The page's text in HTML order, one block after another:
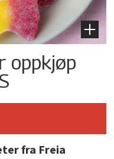
oppkjøp
fra Freia